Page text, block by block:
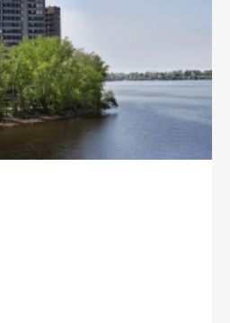
le développement de
à couper le
sera votre unique